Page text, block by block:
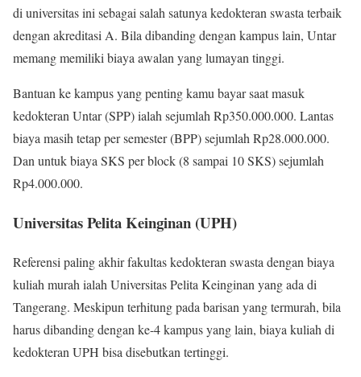
di universitas ini sebagai salah satunya kedokteran swasta terbaik
dengan akreditasi A. Bila dibanding dengan kampus lain, Untar
memang memiliki biaya awalan yang lumayan tinggi.
Bantuan ke kampus yang penting kamu bayar saat masuk
kedokteran Untar (SPP) ialah sejumlah Rp350.000.000. Lantas
biaya masih tetap per semester (BPP) sejumlah Rp28.000.000.
Dan untuk biaya SKS per block (8 sampai 10 SKS) sejumlah
Rp4.000.000.
Universitas Pelita Keinginan (UPH)
Referensi paling akhir fakultas kedokteran swasta dengan biaya
kuliah murah ialah Universitas Pelita Keinginan yang ada di
Tangerang. Meskipun terhitung pada barisan yang termurah, bila
harus dibanding dengan ke-4 kampus yang lain, biaya kuliah di
kedokteran UPH bisa disebutkan tertinggi.